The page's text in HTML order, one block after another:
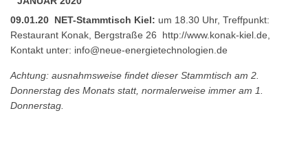
09.01.20 NET-Stammtisch Kiel: um 18.30 Uhr, Treffpunkt:
Restaurant Konak, Bergstraße 26 http://www.konak-kiel.de
Kontakt unter: info@neue-energietechnologien.de
Achtung: ausnahmsweise findet dieser Stammtisch am 2.
Donnerstag des Monats statt, normalerweise immer am 1.
Donnerstag.